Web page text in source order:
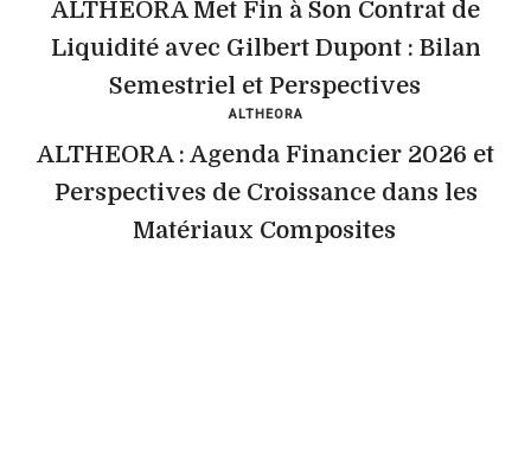
ALTHEORA Met Fin à Son Contrat de
Liquidité avec Gilbert Dupont : Bilan
Semestriel et Perspectives
ALTHEORA
ALTHEORA : Agenda Financier 2026 et
Perspectives de Croissance dans les
Matériaux Composites